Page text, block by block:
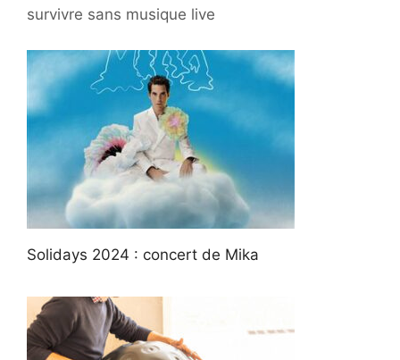
survivre sans musique live
Solidays 2024 : concert de Mika